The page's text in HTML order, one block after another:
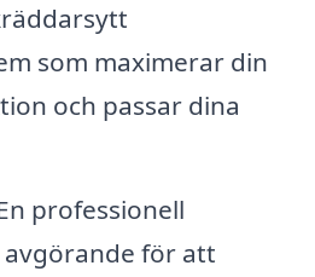
som maximerar din
och passar dina
professionell
för att